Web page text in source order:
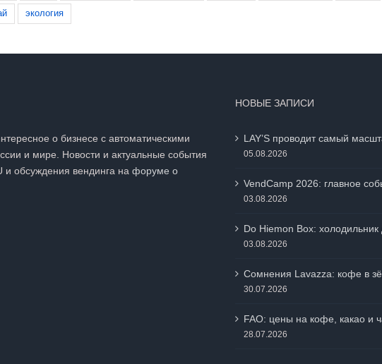
экология
о бизнесе с автоматическими
и мире. Новости и актуальные события
и обсуждения вендинга на форуме о
НОВЫЕ ЗАПИСИ
LAY’S проводит самый
05.08.2026
VendCamp 2026: главное
03.08.2026
Do Hiemon Box:
03.08.2026
Сомнения Lavazza: кофе в
30.07.2026
FAO: цены на кофе, какао и
28.07.2026